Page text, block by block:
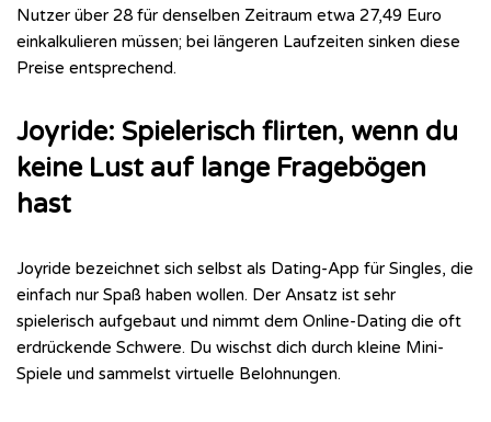
Nutzer über 28 für denselben Zeitraum etwa 27,49 Euro
einkalkulieren müssen; bei längeren Laufzeiten sinken diese
Preise entsprechend.
Joyride: Spielerisch flirten, wenn du
keine Lust auf lange Fragebögen
hast
Joyride bezeichnet sich selbst als Dating-App für Singles, die
einfach nur Spaß haben wollen. Der Ansatz ist sehr
spielerisch aufgebaut und nimmt dem Online-Dating die oft
erdrückende Schwere. Du wischst dich durch kleine Mini-
Spiele und sammelst virtuelle Belohnungen.